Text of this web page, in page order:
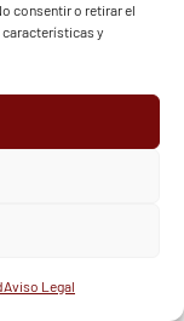
consentir o retirar el
y
Aviso Legal